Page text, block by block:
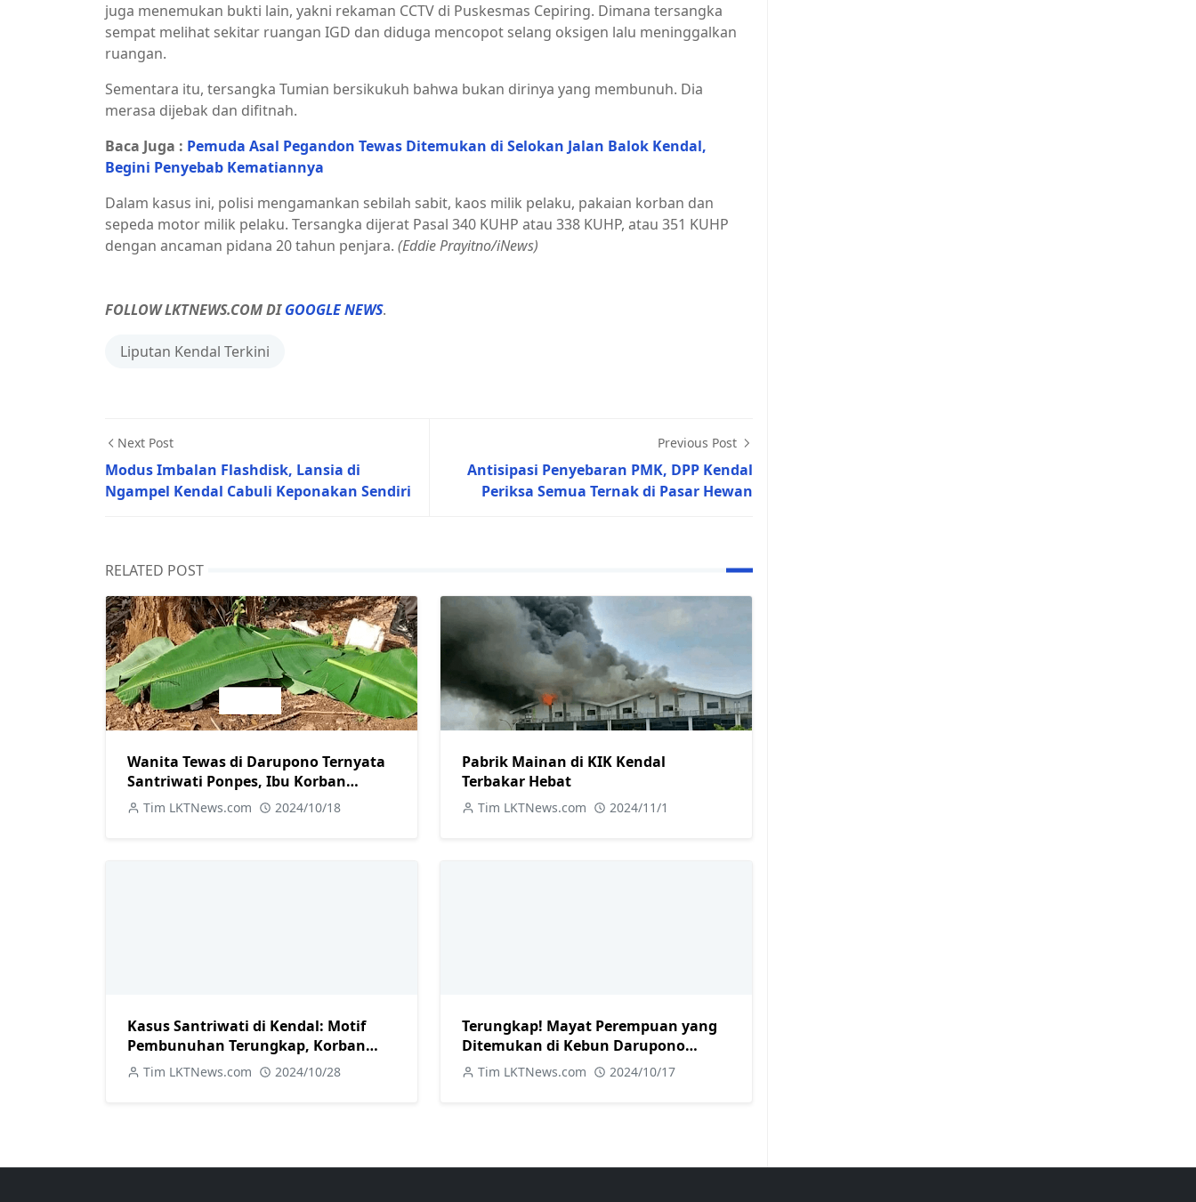
juga menemukan bukti lain, yakni rekaman CCTV di Puskesmas Cepiring. Dimana tersangka
sempat melihat sekitar ruangan IGD dan diduga mencopot selang oksigen lalu meninggalkan
ruangan.
Sementara itu, tersangka Tumian bersikukuh bahwa bukan dirinya yang membunuh. Dia
merasa dijebak dan difitnah.
Baca Juga : Pemuda Asal Pegandon Tewas Ditemukan di Selokan Jalan Balok Kendal,
Begini Penyebab Kematiannya
Dalam kasus ini, polisi mengamankan sebilah sabit, kaos milik pelaku, pakaian korban dan
sepeda motor milik pelaku. Tersangka dijerat Pasal 340 KUHP atau 338 KUHP, atau 351 KUHP
dengan ancaman pidana 20 tahun penjara. (Eddie Prayitno/iNews)
FOLLOW LKTNEWS.COM DIGOOGLE NEWS.
Liputan Kendal Terkini
Next Post
Modus Imbalan Flashdisk, Lansia di
Ngampel Kendal Cabuli Keponakan Sendiri
Previous Post
Antisipasi Penyebaran PMK, DPP Kendal
Periksa Semua Ternak di Pasar Hewan
RELATED POST
Wanita Tewas di Darupono Ternyata
Santriwati Ponpes, Ibu Korban
Ungkap Fakta Baru tentang Motif
Pelaku
Tim LKTNews.com 2024/10/18
Pabrik Mainan di KIK Kendal
Terbakar Hebat
Tim LKTNews.com 2024/11/1
Kasus Santriwati di Kendal: Motif
Pembunuhan Terungkap, Korban
Sempat Melawan
Tim LKTNews.com 2024/10/28
Terungkap! Mayat Perempuan yang
Ditemukan di Kebun Darupono
Kasela Ternyata Warga Brangsong
Tim LKTNews.com 2024/10/17